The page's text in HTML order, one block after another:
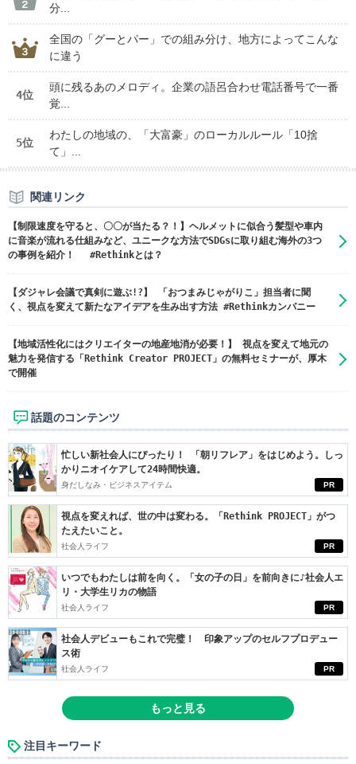
分...
全国の「グーとパー」での組み分け、地方によってこんな
に違う
4位
頭に残るあのメロディ。企業の語呂合わせ電話番号で一番
覚...
5位
わたしの地域の、「大富豪」のローカルルール「10捨
て」...
関連リンク
【制限速度を守ると、〇〇が当たる？！】ヘルメットに似合う髪型や車内
に音楽が流れる仕組みなど、ユニークな方法でSDGsに取り組む海外の3つ
の事例を紹介！ #Rethinkとは？
【ダジャレ会議で真剣に遊ぶ!?】 「おつまみじゃがりこ」担当者に聞
く、視点を変えて新たなアイデアを生み出す方法 #Rethinkカンパニー
【地域活性化にはクリエイターの地産地消が必要！】 視点を変えて地元の
魅力を発信する「Rethink Creator PROJECT」の無料セミナーが、厚木
で開催
話題のコンテンツ
PR
忙しい新社会人にぴったり！ 「朝リフレア」をはじめよう。しっ
かりニオイケアして24時間快適。
身だしなみ・ビジネスアイテム
PR
視点を変えれば、世の中は変わる。「Rethink PROJECT」がつ
たえたいこと。
社会人ライフ
PR
いつでもわたしは前を向く。「女の子の日」を前向きに♪社会人エ
リ・大学生リカの物語
社会人ライフ
PR
社会人デビューもこれで完璧！ 印象アップのセルフプロデュー
ス術
社会人ライフ
もっと見る
注目キーワード